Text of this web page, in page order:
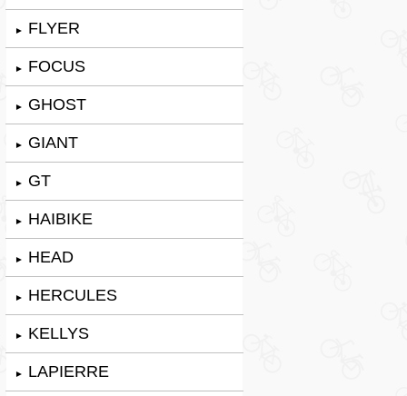
► FLYER
► FOCUS
► GHOST
► GIANT
► GT
► HAIBIKE
► HEAD
► HERCULES
► KELLYS
► LAPIERRE